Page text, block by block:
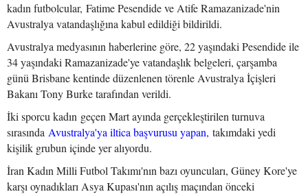
kadın futbolcular, Fatime Pesendide ve Atife Ramazanizade'nin
Avustralya vatandaşlığına kabul edildiği bildirildi.
Avustralya medyasının haberlerine göre, 22 yaşındaki Pesendide ile
34 yaşındaki Ramazanizade'ye vatandaşlık belgeleri, çarşamba
günü Brisbane kentinde düzenlenen törenle Avustralya İçişleri
Bakanı Tony Burke tarafından verildi.
İki sporcu kadın geçen Mart ayında gerçekleştirilen turnuva
sırasında Avustralya'ya iltica başvurusu yapan, takımdaki yedi
kişilik grubun içinde yer alıyordu.
İran Kadın Milli Futbol Takımı'nın bazı oyuncuları, Güney Kore'ye
karşı oynadıkları Asya Kupası'nın açılış maçından önceki